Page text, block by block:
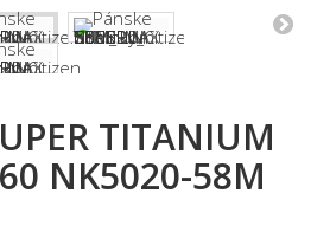
TITANIUM
NK5020-58M